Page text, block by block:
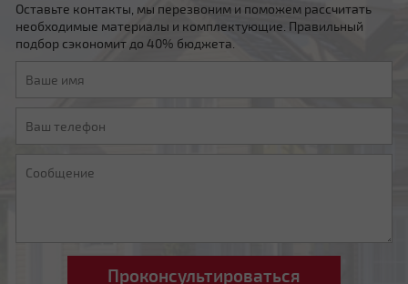
Оставьте контакты, мы перезвоним и поможем рассчитать
необходимые материалы и комплектующие. Правильный
подбор сэкономит до 40% бюджета.
Четырехскатная шатровая